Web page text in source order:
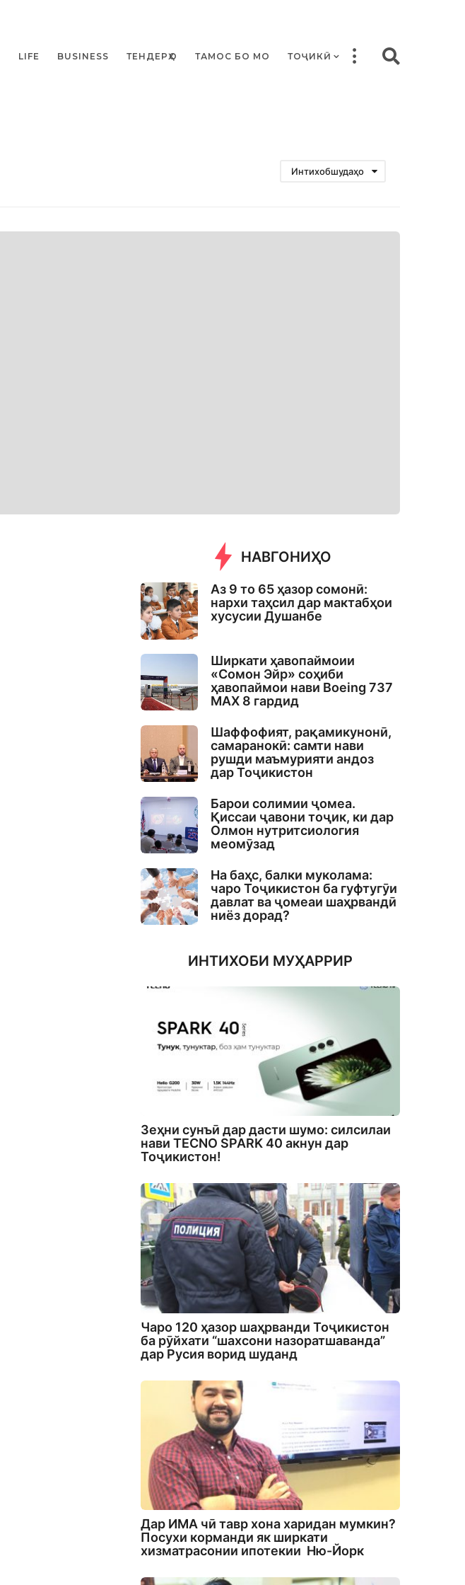
LIFE BUSINESS ТЕНДЕРҲО ТАМОС БО МО ТОҶИКӢ
Интихобшудаҳо
НАВГОНИҲО
Аз 9 то 65 ҳазор сомонӣ:
нархи таҳсил дар мактабҳои
хусусии Душанбе
Ширкати ҳавопаймоии
«Сомон Эйр» соҳиби
ҳавопаймои нави Boeing 737
MAX 8 гардид
Шаффофият, рақамикунонӣ,
самаранокӣ: самти нави
рушди маъмурияти андоз
дар Тоҷикистон
Барои солимии ҷомеа.
Қиссаи ҷавони тоҷик, ки дар
Олмон нутритсиология
меомӯзад
На баҳс, балки муколама:
чаро Тоҷикистон ба гуфтугӯи
давлат ва ҷомеаи шаҳрвандӣ
ниёз дорад?
ИНТИХОБИ МУҲАРРИР
Зеҳни сунъӣ дар дасти шумо: силсилаи
нави TECNO SPARK 40 акнун дар
Тоҷикистон!
Чаро 120 ҳазор шаҳрванди Тоҷикистон
ба рӯйхати “шахсони назоратшаванда”
дар Русия ворид шуданд
Дар ИМА чӣ тавр хона харидан мумкин?
Посухи корманди як ширкати
хизматрасонии ипотекии Ню-Йорк